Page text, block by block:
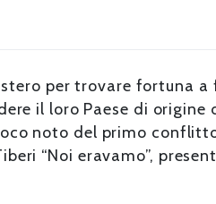
per trovare fortuna
il loro Paese di origine
noto del primo
“Noi eravamo”,